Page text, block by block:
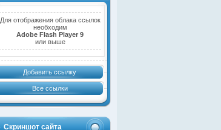
Для отображения облака ссылок
необходим
Adobe Flash Player 9
или выше
Добавить ссылку
Все ссылки
Скриншот сайта